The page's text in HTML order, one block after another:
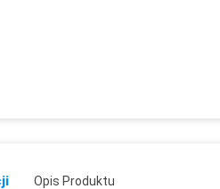
Opis Produktu